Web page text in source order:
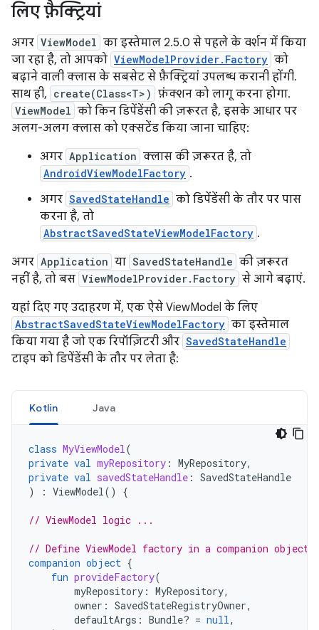
लिए फ़ैक्ट्रियां
अगर ViewModel का इस्तेमाल 2.5.0 से पहले के वर्शन में किया
जा रहा है, तो आपको ViewModelProvider.Factory को
बढ़ाने वाली क्लास के सबसेट से फ़ैक्ट्रियां उपलब्ध करानी होंगी.
साथ ही, create(Class<T>) फ़ंक्शन को लागू करना होगा.
ViewModel को किन डिपेंडेंसी की ज़रूरत है, इसके आधार पर
अलग-अलग क्लास को एक्सटेंड किया जाना चाहिए:
अगर Application क्लास की ज़रूरत है, तो
AndroidViewModelFactory .
अगर SavedStateHandle को डिपेंडेंसी के तौर पर पास
करना है, तो
AbstractSavedStateViewModelFactory .
अगर Application या SavedStateHandle की ज़रूरत
नहीं है, तो बस ViewModelProvider.Factory से आगे बढ़ाएं.
यहां दिए गए उदाहरण में, एक ऐसे ViewModel के लिए
AbstractSavedStateViewModelFactory का इस्तेमाल
किया गया है जो एक रिपॉज़िटरी और SavedStateHandle
टाइप को डिपेंडेंसी के तौर पर लेता है:
Kotlin Java
class MyViewModel(
private val myRepository : MyRepository,
private val savedStateHandle : SavedStateHandle
)
: ViewModel() {
// ViewModel logic ...
// Define ViewModel factory in a companion object
companion object {
fun provideFactory(
myRepository : MyRepository,
owner : SavedStateRegistryOwner,
defaultArgs : Bundle? = null,